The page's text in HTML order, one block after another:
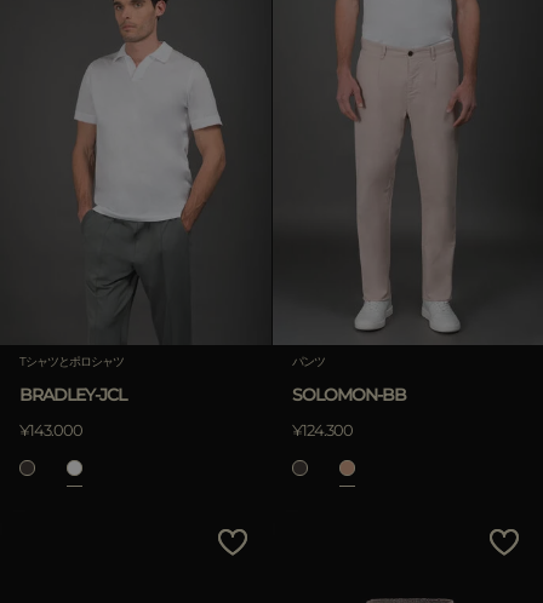
Tシャツとポロシャツ
BRADLEY-JCL
¥143.000
パンツ
SOLOMON-BB
¥124.300